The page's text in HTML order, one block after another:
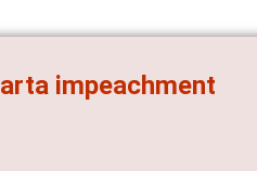
impeachment